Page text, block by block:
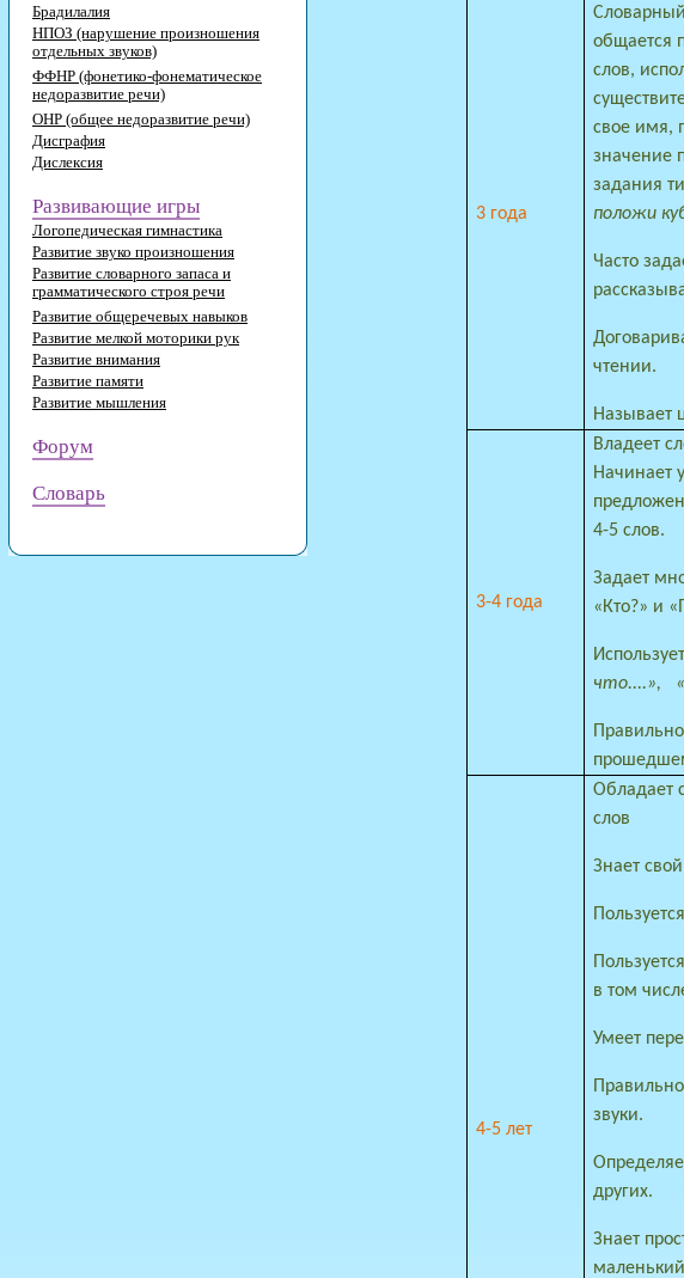
Брадилалия
НПОЗ (нарушение произношения
отдельных звуков)
ФФНР (фонетико-фонематическое
недоразвитие речи)
ОНР (общее недоразвитие речи)
Дисграфия
Дислексия
Развивающие игры
Логопедическая гимнастика
Развитие звуко произношения
Развитие словарного запаса и
грамматического строя речи
Развитие общеречевых навыков
Развитие мелкой моторики рук
Развитие внимания
Развитие памяти
Развитие мышления
Форум
Словарь
3 года
общается
слов,
свое имя,
значение
задания
положи
Часто
чтении.
Называет
3-4 года
Владеет
Начинает
4-5 слов.
Задает
«Кто?» и
что....»,
4-5 лет
Обладает
слов
Знает
в том
Умеет
звуки.
других.
Знает